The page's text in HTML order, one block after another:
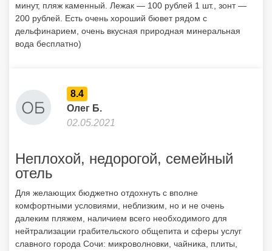
минут, пляж каменный. Лежак — 100 рублей 1 шт., зонт —
200 рублей. Есть очень хороший бювет рядом с
дельфинарием, очень вкусная природная минеральная
вода бесплатно)
8.4
Олег Б.
02.05.2021
Неплохой, недорогой, семейный
отель
Для желающих бюджетно отдохнуть с вполне
комфортными условиями, неблизким, но и не очень
далеким пляжем, наличием всего необходимого для
нейтрализации грабительского общепита и сферы услуг
славного города Сочи: микроволновки, чайника, плиты,